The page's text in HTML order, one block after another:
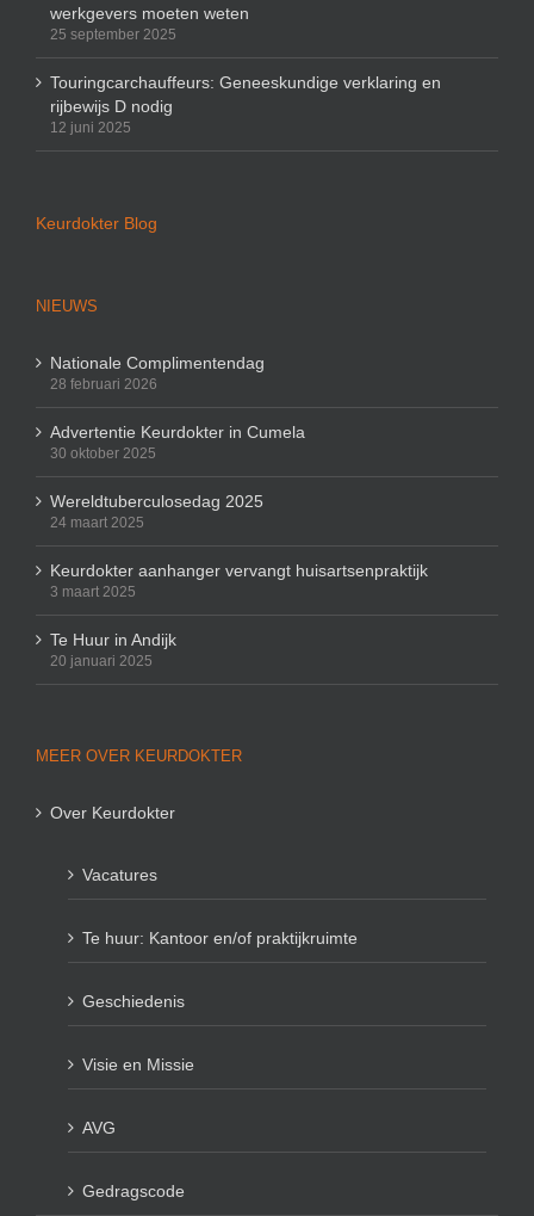
werkgevers moeten weten
25 september 2025
Touringcarchauffeurs: Geneeskundige verklaring en
rijbewijs D nodig
12 juni 2025
Keurdokter Blog
NIEUWS
Nationale Complimentendag
28 februari 2026
Advertentie Keurdokter in Cumela
30 oktober 2025
Wereldtuberculosedag 2025
24 maart 2025
Keurdokter aanhanger vervangt huisartsenpraktijk
3 maart 2025
Te Huur in Andijk
20 januari 2025
MEER OVER KEURDOKTER
Over Keurdokter
Vacatures
Te huur: Kantoor en/of praktijkruimte
Geschiedenis
Visie en Missie
AVG
Gedragscode